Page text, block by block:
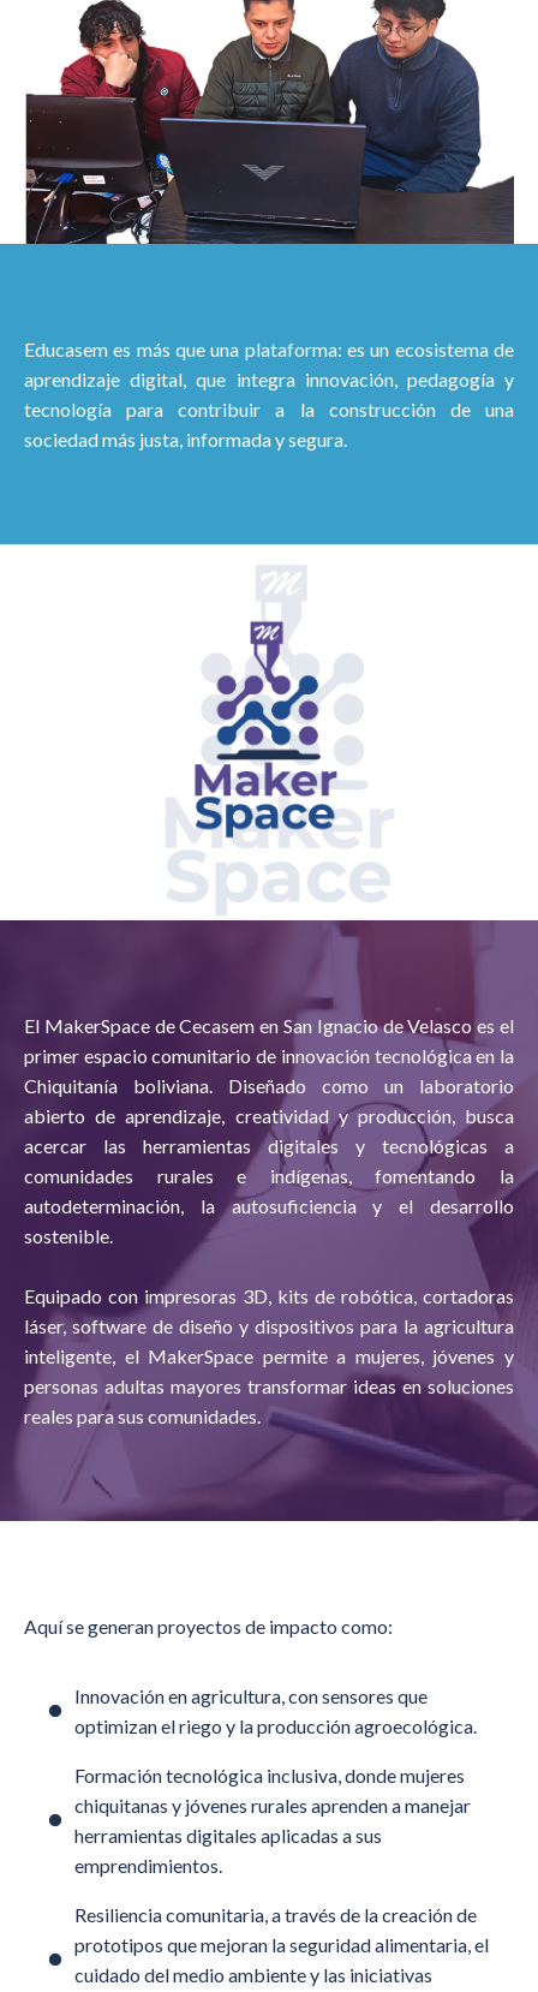
Educasem es más que una plataforma: es un ecosistema de
aprendizaje digital, que integra innovación, pedagogía y
tecnología para contribuir a la construcción de una
sociedad más justa, informada y segura.
El MakerSpace de Cecasem en San Ignacio de Velasco es el
primer espacio comunitario de innovación tecnológica en la
Chiquitanía boliviana. Diseñado como un laboratorio
abierto de aprendizaje, creatividad y producción, busca
acercar las herramientas digitales y tecnológicas a
comunidades rurales e indígenas, fomentando la
autodeterminación, la autosuficiencia y el desarrollo
sostenible.
Equipado con impresoras 3D, kits de robótica, cortadoras
láser, software de diseño y dispositivos para la agricultura
inteligente, el MakerSpace permite a mujeres, jóvenes y
personas adultas mayores transformar ideas en soluciones
reales para sus comunidades.
Aquí se generan proyectos de impacto como:
Innovación en agricultura, con sensores que
optimizan el riego y la producción agroecológica.
Formación tecnológica inclusiva, donde mujeres
chiquitanas y jóvenes rurales aprenden a manejar
herramientas digitales aplicadas a sus
emprendimientos.
Resiliencia comunitaria, a través de la creación de
prototipos que mejoran la seguridad alimentaria, el
cuidado del medio ambiente y las iniciativas